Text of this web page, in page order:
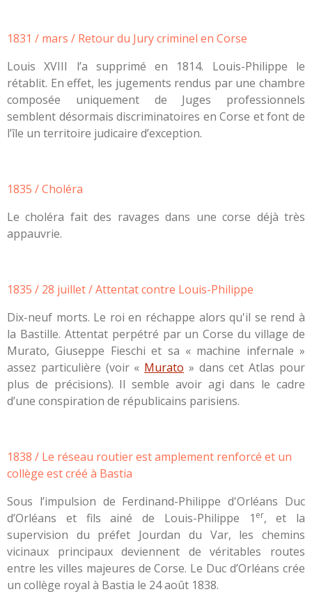
1831 / mars / Retour du Jury criminel en Corse
Louis XVIII l’a supprimé en 1814. Louis-Philippe le
rétablit. En effet, les jugements rendus par une chambre
composée uniquement de Juges professionnels
semblent désormais discriminatoires en Corse et font de
l’île un territoire judicaire d’exception.
1835 / Choléra
Le choléra fait des ravages dans une corse déjà très
appauvrie.
1835 / 28 juillet / Attentat contre Louis-Philippe
Dix-neuf morts. Le roi en réchappe alors qu'il se rend à
la Bastille. Attentat perpétré par un Corse du village de
Murato, Giuseppe Fieschi et sa « machine infernale »
assez particulière (voir « Murato » dans cet Atlas pour
plus de précisions). Il semble avoir agi dans le cadre
d’une conspiration de républicains parisiens.
1838 / Le réseau routier est amplement renforcé et un
collège est créé à Bastia
Sous l’impulsion de Ferdinand-Philippe d'Orléans Duc
d’Orléans et fils ainé de Louis-Philippe 1 er, et la
supervision du préfet Jourdan du Var, les chemins
vicinaux principaux deviennent de véritables routes
entre les villes majeures de Corse. Le Duc d’Orléans crée
un collège royal à Bastia le 24 août 1838.